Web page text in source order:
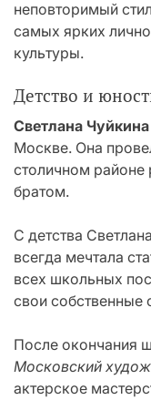
неповторимый
самых ярких
культуры.
Детство и
Светлана Чуйкина
Москве. Она
столичном
братом.
С детства
всегда мечтала
всех школьных
свои собственные
После окончания
Московский
актерское